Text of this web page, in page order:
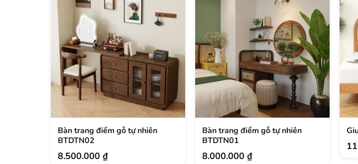
Bàn trang điểm gỗ tự nhiên
BTDTN02
8.500.000₫
Bàn trang điểm gỗ tự nhiên
BTDTN01
8.000.000₫